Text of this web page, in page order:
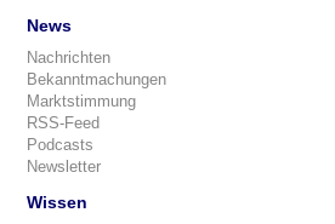
News
Nachrichten
Bekanntmachungen
Marktstimmung
RSS-Feed
Podcasts
Newsletter
Wissen